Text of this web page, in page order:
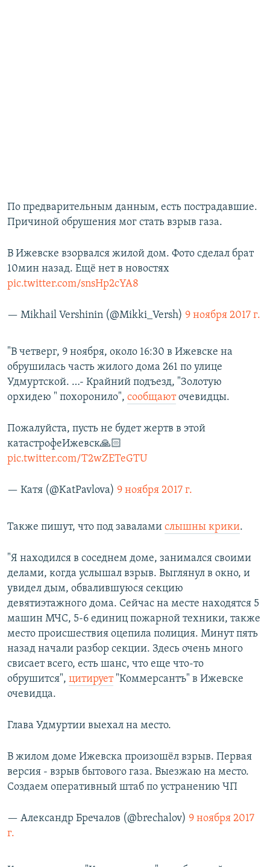
По предварительным данным, есть пострадавшие.
Причиной обрушения мог стать взрыв газа.
В Ижевске взорвался жилой дом. Фото сделал брат
10мин назад. Ещё нет в новостях
pic.twitter.com/snsHp2cYA8
— Mikhail Vershinin (@Mikki_Versh) 9 ноября 2017 г.
"В четверг, 9 ноября, около 16:30 в Ижевске на
обрушилась часть жилого дома 261 по улице
Удмуртской. …- Крайний подъезд, "Золотую
орхидею " похоронило", сообщаюточевидцы.
Пожалуйста, пусть не будет жертв в этой
катастрофеИжевск🙏🏻
pic.twitter.com/T2wZETeGTU
— Катя (@KatPavlova) 9 ноября 2017 г.
Также пишут, что под завалами слышны крики.
"Я находился в соседнем доме, занимался своими
делами, когда услышал взрыв. Выглянул в окно, и
увидел дым, обвалившуюся секцию
девятиэтажного дома. Сейчас на месте находятся 5
машин МЧС, 5-6 единиц пожарной техники, также
место происшествия оцепила полиция. Минут пять
назад начали разбор секции. Здесь очень много
свисает всего, есть шанс, что еще что-то
обрушится", цитирует"Коммерсантъ" в Ижевске
очевидца.
Глава Удмуртии выехал на место.
В жилом доме Ижевска произошёл взрыв. Первая
версия - взрыв бытового газа. Выезжаю на место.
Создаем оперативный штаб по устранению ЧП
— Александр Бречалов (@brechalov) 9 ноября 2017
г.